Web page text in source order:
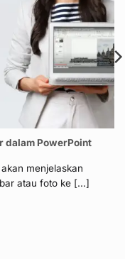
dalam PowerPoint
menjelaskan
atau foto ke [...]